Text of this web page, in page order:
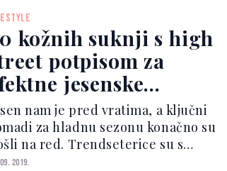
i pod tim heštegom se
na I...
kožnih suknji s high
potpisom za
jesenske
nam je pred vratima, a ključni
za hladnu sezonu konačno su
na red. Trendseterice su s
čekale da mogu
2019.